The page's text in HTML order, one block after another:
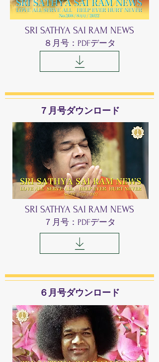
SRI SATHYA SAI RAM NEWS
​８月号：PDFデータ
​７月号ダウンロード
SRI SATHYA SAI RAM NEWS
​７月号：PDFデータ
​６月号ダウンロード